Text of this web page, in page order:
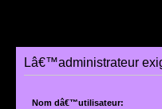
Lâ€™administrateur
Nom dâ€™utilisateur: